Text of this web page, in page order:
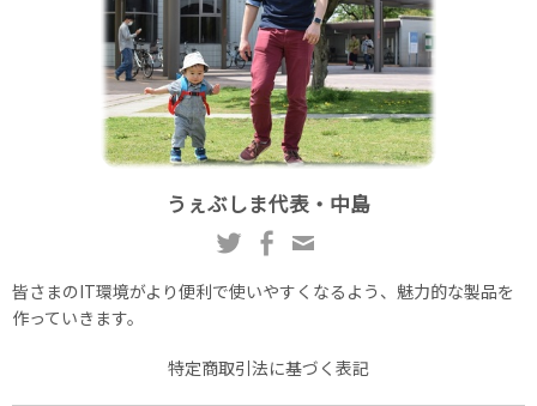
うぇぶしま代表・中島
皆さまのIT環境がより便利で使いやすくなるよう、魅力的な製品を
作っていきます。
特定商取引法に基づく表記